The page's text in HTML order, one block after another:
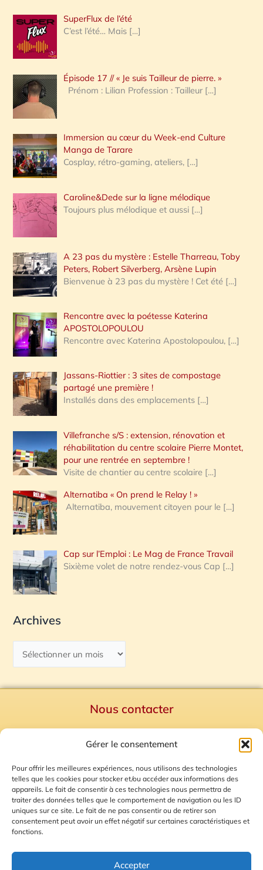
Gérer le consentement
Pour offrir les meilleures expériences, nous utilisons des technologies
telles que les cookies pour stocker et/ou accéder aux informations des
appareils. Le fait de consentir à ces technologies nous permettra de
traiter des données telles que le comportement de navigation ou les ID
uniques sur ce site. Le fait de ne pas consentir ou de retirer son
consentement peut avoir un effet négatif sur certaines caractéristiques et
fonctions.
Accepter
e
r
c
h
e
:
SuperFlux de l’été
C’est l’été… Mais […]
Épisode 17 // « Je suis Tailleur de pierre. »
Prénom : Lilian Profession : Tailleur […]
Immersion au cœur du Week-end Culture
Manga de Tarare
Cosplay, rétro-gaming, ateliers, […]
Caroline&Dede sur la ligne mélodique
Toujours plus mélodique et aussi […]
A 23 pas du mystère : Estelle Tharreau, Toby
Peters, Robert Silverberg, Arsène Lupin
Bienvenue à 23 pas du mystère ! Cet été […]
Rencontre avec la poétesse Katerina
APOSTOLOPOULOU
Rencontre avec Katerina Apostolopoulou, […]
Jassans-Riottier : 3 sites de compostage
partagé une première !
Installés dans des emplacements […]
Villefranche s/S : extension, rénovation et
réhabilitation du centre scolaire Pierre Montet,
pour une rentrée en septembre !
Visite de chantier au centre scolaire […]
Alternatiba « On prend le Relay ! »
Alternatiba, mouvement citoyen pour le […]
Cap sur l’Emploi : Le Mag de France Travail
Sixième volet de notre rendez-vous Cap […]
Archives
Nous contacter
Mentions Légales
Plan du site
Gestion des Cookies